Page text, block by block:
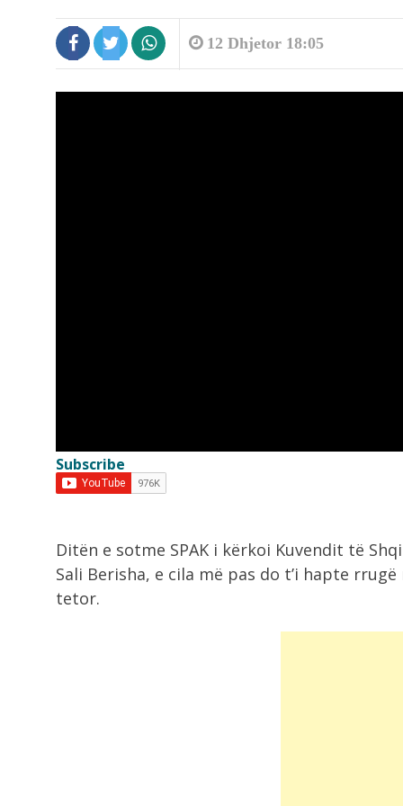
12 Dhjetor 18:05
Subscribe
Ditën e sotme SPAK i kërkoi Kuvendit të
Sali Berisha, e cila më pas do t’i hapte
tetor.
Zjarr në një banesë në Gjirokastër,
8:18
VIDEO/ Emigranti vdes tragjikisht